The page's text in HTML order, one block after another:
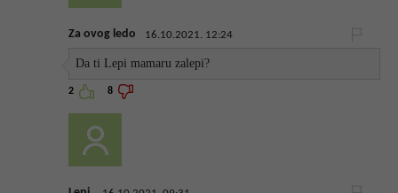
Za ovog ledo 16.10.2021. 12:24
Da ti Lepi mamaru zalepi?
2 8